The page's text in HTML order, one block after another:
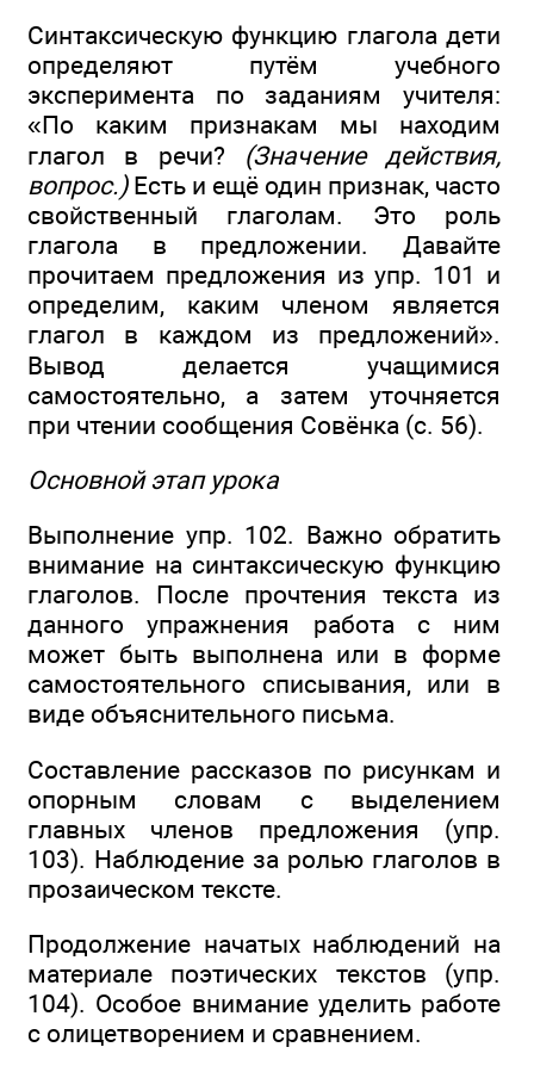
Синтаксическую функцию глагола дети
определяют путём учебного
эксперимента по заданиям учителя:
«По каким признакам мы находим
глагол в речи? (Значение действия,
вопрос.)Есть и ещё один признак, часто
свойственный глаголам. Это роль
глагола в предложении. Давайте
прочитаем предложения из упр. 101 и
определим, каким членом является
глагол в каждом из предложений».
Вывод делается учащимися
самостоятельно, а затем уточняется
при чтении сообщения Совёнка (с. 56).
Основной этап урока
Выполнение упр. 102. Важно обратить
внимание на синтаксическую функцию
глаголов. После прочтения текста из
данного упражнения работа с ним
может быть выполнена или в форме
самостоятельного списывания, или в
виде объяснительного письма.
Составление рассказов по рисункам и
опорным словам с выделением
главных членов предложения (упр.
103). Наблюдение за ролью глаголов в
прозаическом тексте.
Продолжение начатых наблюдений на
материале поэтических текстов (упр.
104). Особое внимание уделить работе
с олицетворением и сравнением.